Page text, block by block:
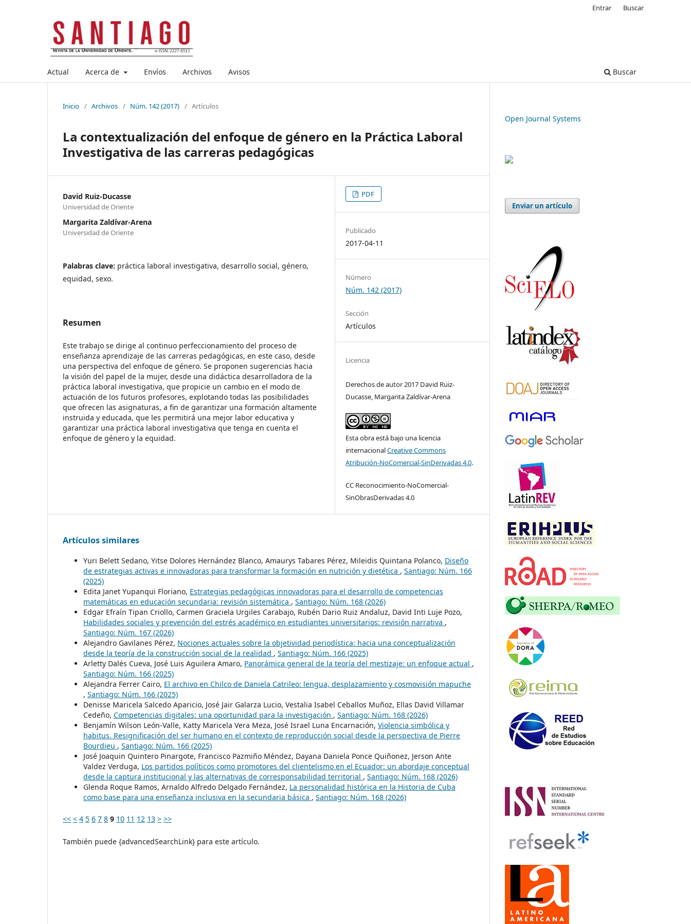
Actual Acerca de Envíos Archivos Avisos Buscar
Entrar Buscar
Inicio / Archivos / Núm. 142 (2017) / Artículos
La contextualización del enfoque de género en la Práctica Laboral
Investigativa de las carreras pedagógicas
David Ruiz-Ducasse
Universidad de Oriente
Margarita Zaldívar-Arena
Universidad de Oriente
Palabras clave: práctica laboral investigativa, desarrollo social, género,
equidad, sexo.
Resumen
Este trabajo se dirige al continuo perfeccionamiento del proceso de
enseñanza aprendizaje de las carreras pedagógicas, en este caso, desde
una perspectiva del enfoque de género. Se proponen sugerencias hacia
la visión del papel de la mujer, desde una didáctica desarrolladora de la
práctica laboral investigativa, que propicie un cambio en el modo de
actuación de los futuros profesores, explotando todas las posibilidades
que ofrecen las asignaturas, a fin de garantizar una formación altamente
instruida y educada, que les permitirá una mejor labor educativa y
garantizar una práctica laboral investigativa que tenga en cuenta el
enfoque de género y la equidad.
PDF
Publicado
2017-04-11
Número
Núm. 142 (2017)
Sección
Artículos
Licencia
Derechos de autor 2017 David Ruiz-
Ducasse, Margarita Zaldívar-Arena
Esta obra está bajo una licencia
internacionalCreative Commons
Atribución-NoComercial-SinDerivadas 4.0.
CC Reconocimiento-NoComercial-
SinObrasDerivadas 4.0
Artículos similares
Yuri Belett Sedano, Yitse Dolores Hernández Blanco, Amaurys Tabares Pérez, Mileidis Quintana Polanco, Diseño
de estrategias activas e innovadoras para transformar la formación en nutrición y dietética , Santiago: Núm. 166
(2025)
Edita Janet Yupanqui Floriano, Estrategias pedagógicas innovadoras para el desarrollo de competencias
matemáticas en educación secundaria: revisión sistemática , Santiago: Núm. 168 (2026)
Edgar Efraín Tipan Criollo, Carmen Graciela Urgiles Carabajo, Rubén Dario Ruiz Andaluz, David Inti Luje Pozo,
Habilidades sociales y prevención del estrés académico en estudiantes universitarios: revisión narrativa ,
Santiago: Núm. 167 (2026)
Alejandro Gavilanes Pérez, Nociones actuales sobre la objetividad periodística: hacia una conceptualización
desde la teoría de la construcción social de la realidad , Santiago: Núm. 166 (2025)
Arletty Dalés Cueva, José Luis Aguilera Amaro, Panorámica general de la teoría del mestizaje: un enfoque actual ,
Santiago: Núm. 166 (2025)
Alejandra Ferrer Cairo, El archivo en Chilco de Daniela Catrileo: lengua, desplazamiento y cosmovisión mapuche
, Santiago: Núm. 166 (2025)
Denisse Maricela Salcedo Aparicio, José Jair Galarza Lucio, Vestalia Isabel Ceballos Muñoz, Ellas David Villamar
Cedeño, Competencias digitales: una oportunidad para la investigación , Santiago: Núm. 168 (2026)
Benjamín Wilson León-Valle, Katty Maricela Vera Meza, José Israel Luna Encarnación, Violencia simbólica y
habitus. Resignificación del ser humano en el contexto de reproducción social desde la perspectiva de Pierre
Bourdieu , Santiago: Núm. 166 (2025)
José Joaquin Quintero Pinargote, Francisco Pazmiño Méndez, Dayana Daniela Ponce Quiñonez, Jerson Ante
Valdez Verduga, Los partidos políticos como promotores del clientelismo en el Ecuador: un abordaje conceptual
desde la captura institucional y las alternativas de corresponsabilidad territorial , Santiago: Núm. 168 (2026)
Glenda Roque Ramos, Arnaldo Alfredo Delgado Fernández, La personalidad histórica en la Historia de Cuba
como base para una enseñanza inclusiva en la secundaria básica , Santiago: Núm. 168 (2026)
<< < 4 5 6 7 8 9 10 11 12 13 > >>
También puede {advancedSearchLink} para este artículo.
Open Journal Systems
Enviar un artículo